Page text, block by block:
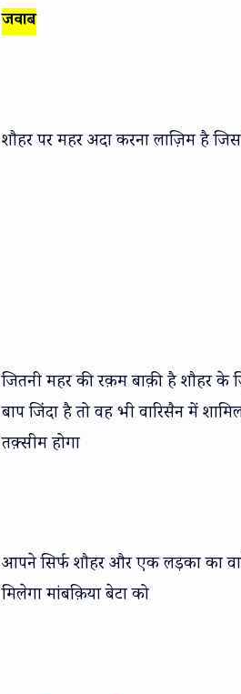
जवाब
शौहर पर महर अदा करना लाज़िम है
जितनी महर की रक़म बाक़ी है शौहर के
बाप जिंदा है तो वह भी वारिसैन में
तक़्सीम होगा
आपने सिर्फ शौहर और एक लड़का का
मिलेगा मांबक़िया बेटा को